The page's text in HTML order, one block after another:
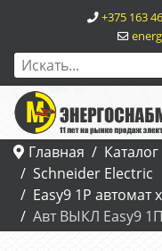
+375 163
Главная Каталог
Schneider Electric
Easy9 1P автомат
Авт ВЫКЛ Easy9